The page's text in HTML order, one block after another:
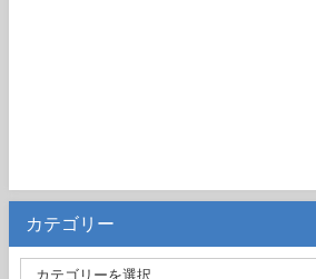
カテゴリー